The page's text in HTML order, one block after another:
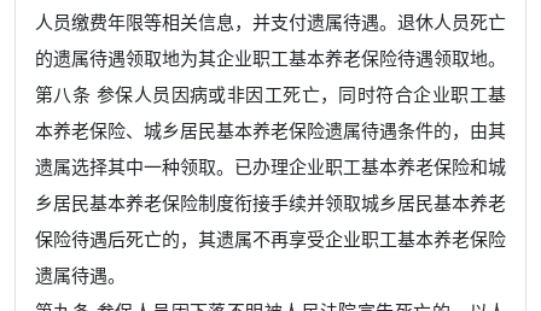
人员缴费年限等相关信息，并支付遗属待遇。退休人员死亡
的遗属待遇领取地为其企业职工基本养老保险待遇领取地。
第八条 参保人员因病或非因工死亡，同时符合企业职工基
本养老保险、城乡居民基本养老保险遗属待遇条件的，由其
遗属选择其中一种领取。已办理企业职工基本养老保险和城
乡居民基本养老保险制度衔接手续并领取城乡居民基本养老
保险待遇后死亡的，其遗属不再享受企业职工基本养老保险
遗属待遇。